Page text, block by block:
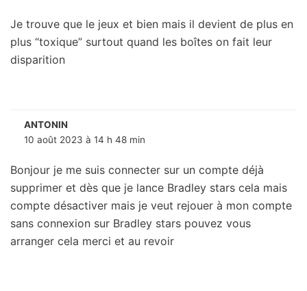
Je trouve que le jeux et bien mais il devient de plus en
plus “toxique” surtout quand les boîtes on fait leur
disparition
ANTONIN
10 août 2023 à 14 h 48 min
Bonjour je me suis connecter sur un compte déjà
supprimer et dès que je lance Bradley stars cela mais
compte désactiver mais je veut rejouer à mon compte
sans connexion sur Bradley stars pouvez vous
arranger cela merci et au revoir